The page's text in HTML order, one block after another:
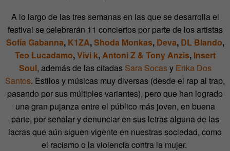
A lo largo de las tres semanas en las que se desarrolla el
festival se celebrarán 11 conciertos por parte de los artistas
Sofía Gabanna, K1ZA,Shoda Monkas, Deva, DL Blando,
Teo Lucadamo,Vivi k, Antoni Z & Tony Anzis, Insert
Soul, además de las citadas Sara Socasy Erika Dos
Santos. Estilos y músicas muy diversas (desde el rap al trap,
pasando por sus múltiples variantes), pero que han logrado
una gran pujanza entre el público más joven, en buena
parte, por señalar y denunciar en sus letras alguna de las
lacras que aún siguen vigente en nuestras sociedad, como
el racismo o la violencia contra la mujer.